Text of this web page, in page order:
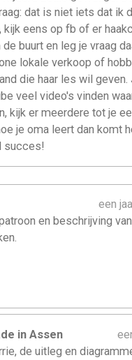
dat is niet iets dat ik
kijk eens op fb of er
de buurt en leg je vraag
lokale verkoop of
die haar les wil geven.
veel video's vinden
kijk er meerdere tot je
je oma leert dan komt
succes!
een
en beschrijving van
in Assen
de uitleg en